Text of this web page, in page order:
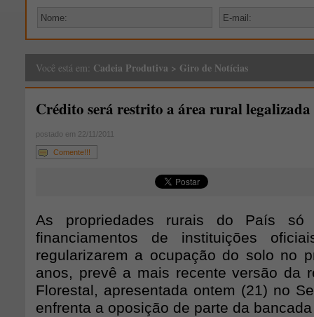
Você está em: Cadeia Produtiva > Giro de Notícias
Crédito será restrito a área rural legalizada
postado em 22/11/2011
Comente!!!
As propriedades rurais do País só
financiamentos de instituições
regularizarem a ocupação do solo no
anos, prevê a mais recente versão da
Florestal, apresentada ontem (21) no
enfrenta a oposição de parte da